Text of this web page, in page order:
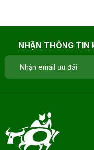
NHẬN THÔNG TIN